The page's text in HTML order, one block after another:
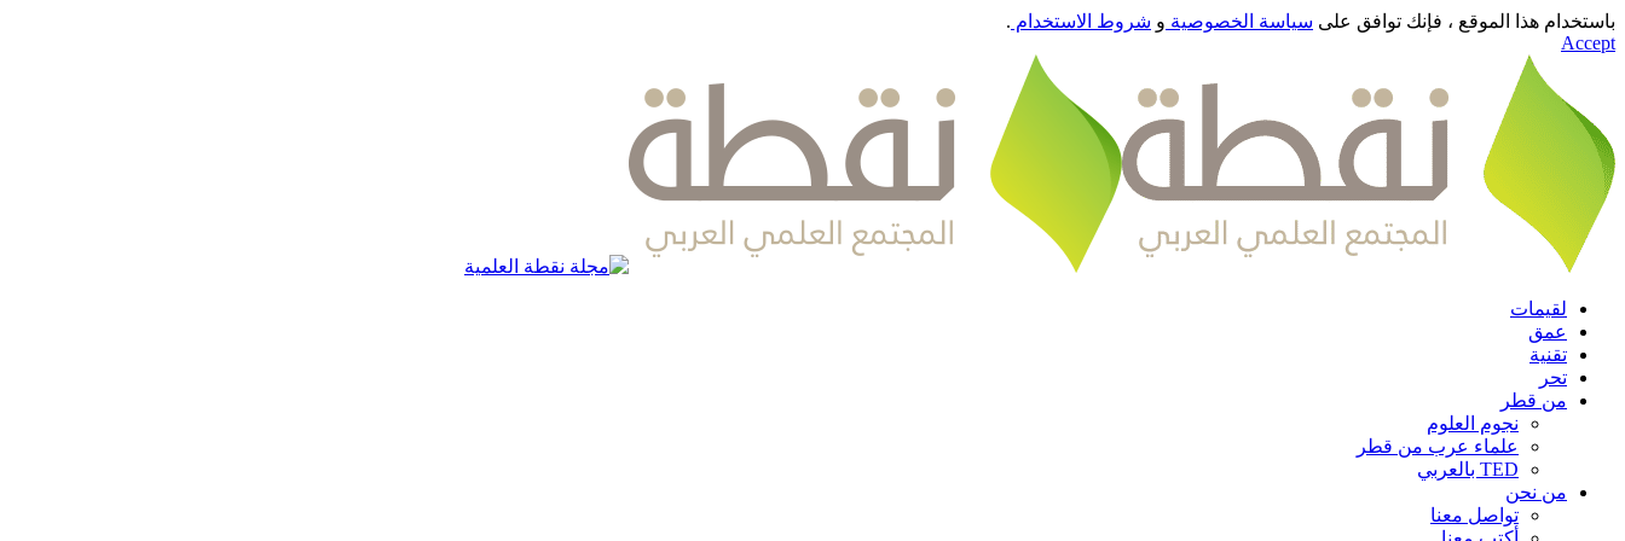
باستخدام هذا الموقع ، فإنك توافق على سياسة الخصوصية و شروط الاستخدام .
Accept
لقيمات
عمق
تقنية
تحر
من قطر
نجوم العلوم
علماء عرب من قطر
TED بالعربي
من نحن
تواصل معنا